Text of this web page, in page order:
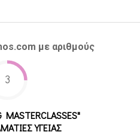
με αριθμούς
3
MASTERCLASSES"
ΥΓΕΙΑΣ